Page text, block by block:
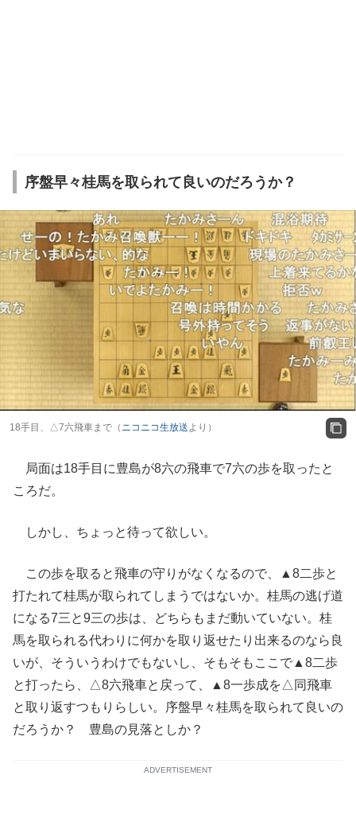
序盤早々桂馬を取られて良いのだろうか？
18手目、△7六飛車まで（ ニコニコ生放送 より）
局面は18手目に豊島が8六の飛車で7六の歩を取ったと
ころだ。
しかし、ちょっと待って欲しい。
この歩を取ると飛車の守りがなくなるので、▲8二歩と
打たれて桂馬が取られてしまうではないか。桂馬の逃げ道
になる7三と9三の歩は、どちらもまだ動いていない。桂
馬を取られる代わりに何かを取り返せたり出来るのなら良
いが、そういうわけでもないし、そもそもここで▲8二歩
と打ったら、△8六飛車と戻って、▲8一歩成を△同飛車
と取り返すつもりらしい。序盤早々桂馬を取られて良いの
だろうか？ 豊島の見落としか？
ADVERTISEMENT